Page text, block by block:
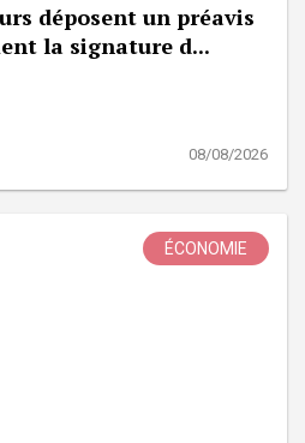
déposent un préavis
la signature d...
08/08/2026
ÉCONOMIE